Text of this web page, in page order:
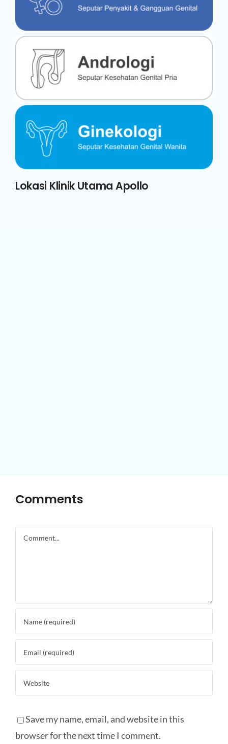
Lokasi Klinik Utama Apollo
Comments
Comment
Save my name, email, and website in this
browser for the next time I comment.